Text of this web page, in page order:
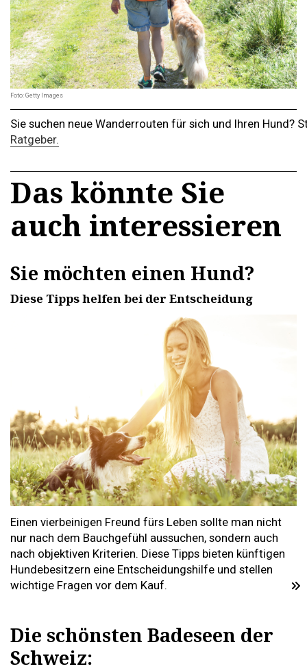
Foto: Getty Images
Sie suchen neue Wanderrouten für sich und Ihren Hund?
Ratgeber.
Das könnte Sie
auch interessieren
Sie möchten einen Hund?
Diese Tipps helfen bei der Entscheidung
Einen vierbeinigen Freund fürs Leben sollte man nicht
nur nach dem Bauchgefühl aussuchen, sondern auch
nach objektiven Kriterien. Diese Tipps bieten künftigen
Hundebesitzern eine Entscheidungshilfe und stellen
wichtige Fragen vor dem Kauf.
Die schönsten Badeseen der
Schweiz: